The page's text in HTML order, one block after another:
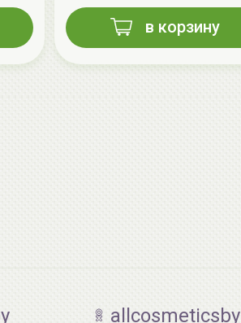
в корзину
allcosmeticsby